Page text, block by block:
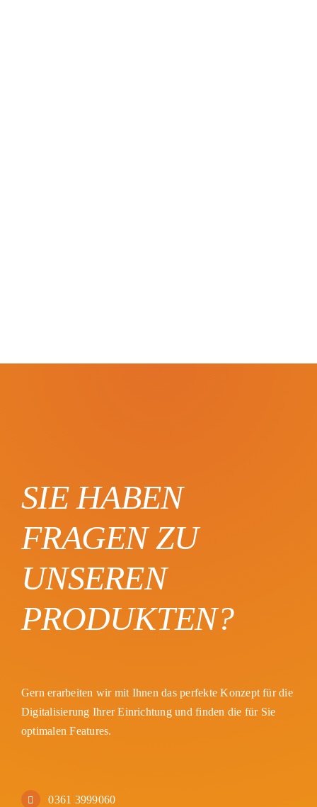
SIE HABEN
FRAGEN ZU
UNSEREN
PRODUKTEN?
Gern erarbeiten wir mit Ihnen das perfekte Konzept für die
Digitalisierung Ihrer Einrichtung und finden die für Sie
optimalen Features.
0361 3999060